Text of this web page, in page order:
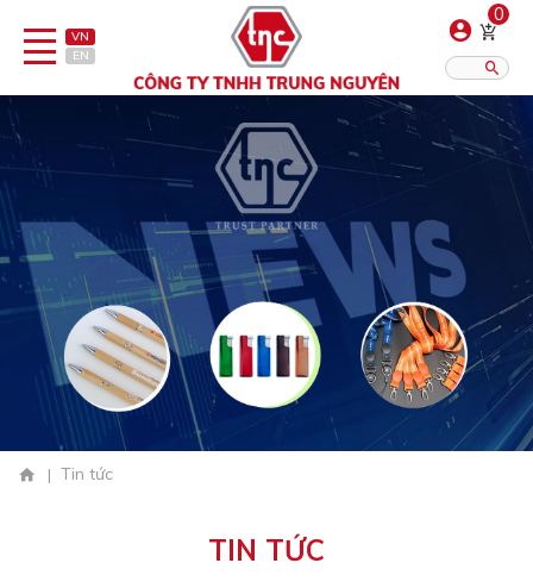
VN
EN
0
Tin tức
TIN TỨC